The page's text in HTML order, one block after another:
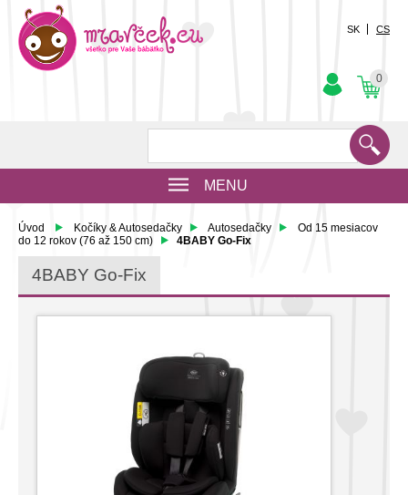
0
SK CS
MENU
Úvod Kočíky & Autosedačky Autosedačky
Od 15 mesiacov
do 12 rokov (76 až 150 cm)
4BABY Go-Fix
4BABY Go-Fix